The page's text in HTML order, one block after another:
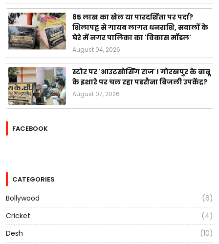
85 लाख का खेल या पारदर्शिता पर पर्दा?
शिलापट्ट से गायब लागत धनराशि, सवालों के
घेरे में नगर पालिका का 'विकास मॉडल'
August 04, 2026
स्टोर पर 'आउटसोर्सिंग राज'! गोरखपुर के बाबू
के इशारे पर चल रहा पडरौना बिजली उपकेंद्र?
August 07, 2026
FACEBOOK
CATEGORIES
Bollywood
(6)
Cricket
(4)
Desh
(10)